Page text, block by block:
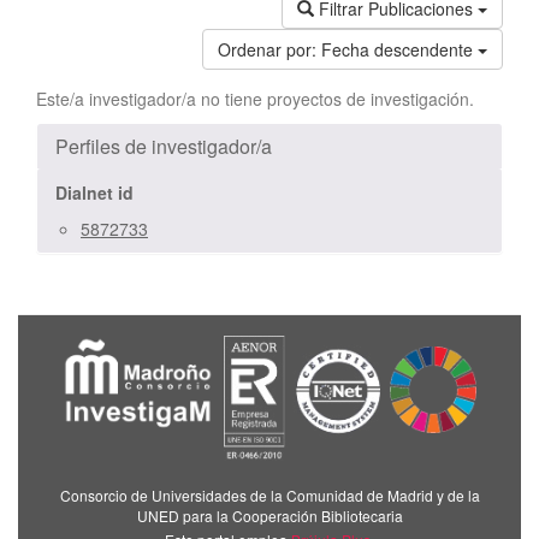
Filtrar Publicaciones
Ordenar por: Fecha descendente
Este/a investigador/a no tiene proyectos de investigación.
Perfiles de investigador/a
Dialnet id
5872733
Consorcio de Universidades de la Comunidad de Madrid y de la
UNED para la Cooperación Bibliotecaria